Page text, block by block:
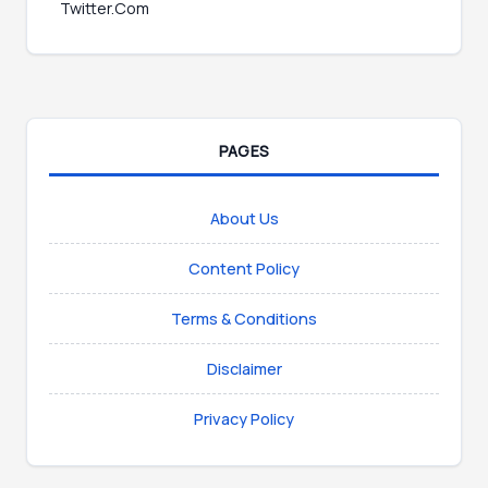
Twitter.Com
PAGES
About Us
Content Policy
Terms & Conditions
Disclaimer
Privacy Policy